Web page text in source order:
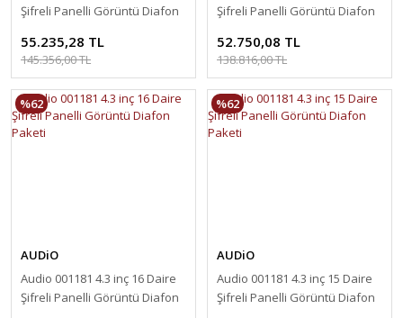
Şifreli Panelli Görüntü Diafon
55.235,28 TL
145.356,00 TL
Şifreli Panelli Görüntü Diafon
52.750,08 TL
138.816,00 TL
%62
AUDiO
Audio 001181 4.3 inç 16 Daire
Şifreli Panelli Görüntü Diafon
%62
AUDiO
Audio 001181 4.3 inç 15 Daire
Şifreli Panelli Görüntü Diafon